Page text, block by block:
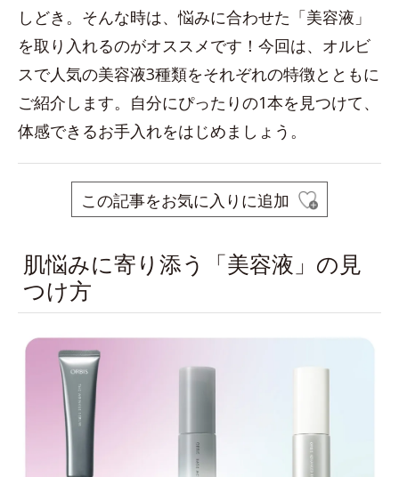
しどき。そんな時は、悩みに合わせた「美容液」
を取り入れるのがオススメです！今回は、オルビ
スで人気の美容液3種類をそれぞれの特徴とともに
ご紹介します。自分にぴったりの1本を見つけて、
体感できるお手入れをはじめましょう。
この記事をお気に入りに追加
肌悩みに寄り添う「美容液」の見
つけ方